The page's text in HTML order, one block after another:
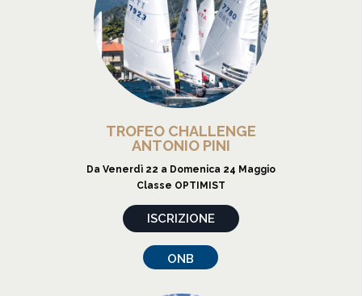
TROFEO CHALLENGE
ANTONIO PINI
Da Venerdì 22 a Domenica 24 Maggio
Classe OPTIMIST
ISCRIZIONE
ONB